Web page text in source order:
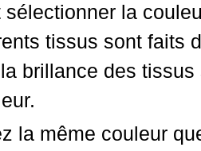
la
tissus sont faits
brillance des
la même couleur